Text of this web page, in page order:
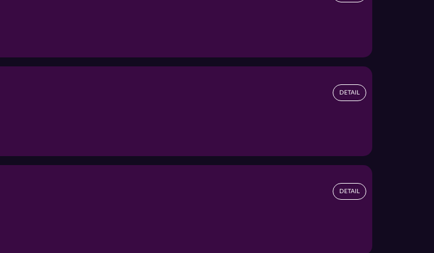
DETAIL
DETAIL